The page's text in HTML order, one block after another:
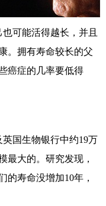
也可能活得越长 ， 并且
。拥有寿命较长的父
癌症的 几率要低得
英国生物银行中约19万
最大的。研究发现，
的寿命没增加10年，